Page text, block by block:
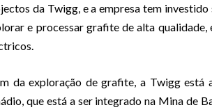
da Twigg, e a empresa tem
e processar grafite de alta
da exploração de grafite, a Twigg está
que está a ser integrado na Mina de